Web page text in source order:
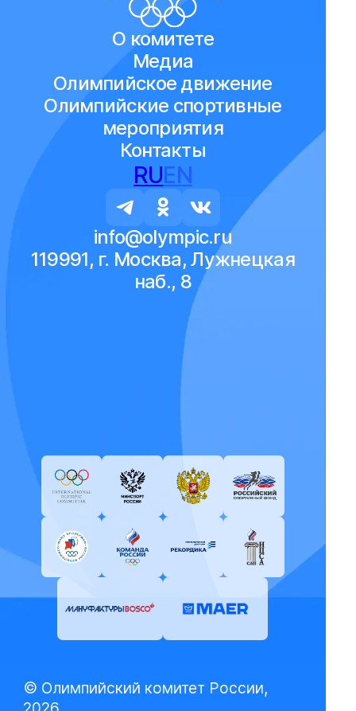
О комитете
Медиа
Олимпийское движение
Олимпийские спортивные
мероприятия
Контакты
RUEN
info@olympic.ru
119991, г. Москва, Лужнецкая
наб., 8
© Олимпийский комитет России,